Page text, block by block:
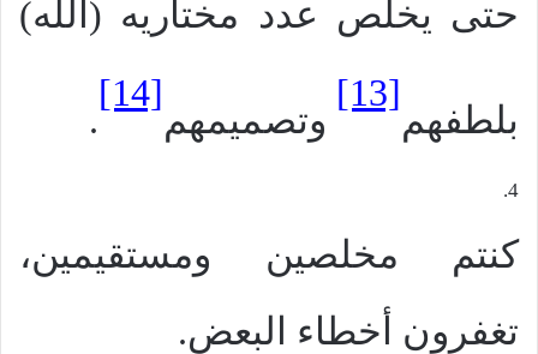
حتى يخلص عدد مختاريه (الله)
بلطفهم
[13]
وتصميمهم
[14]
.
4.
كنتم مخلصين ومستقيمين،
تغفرون أخطاء البعض.